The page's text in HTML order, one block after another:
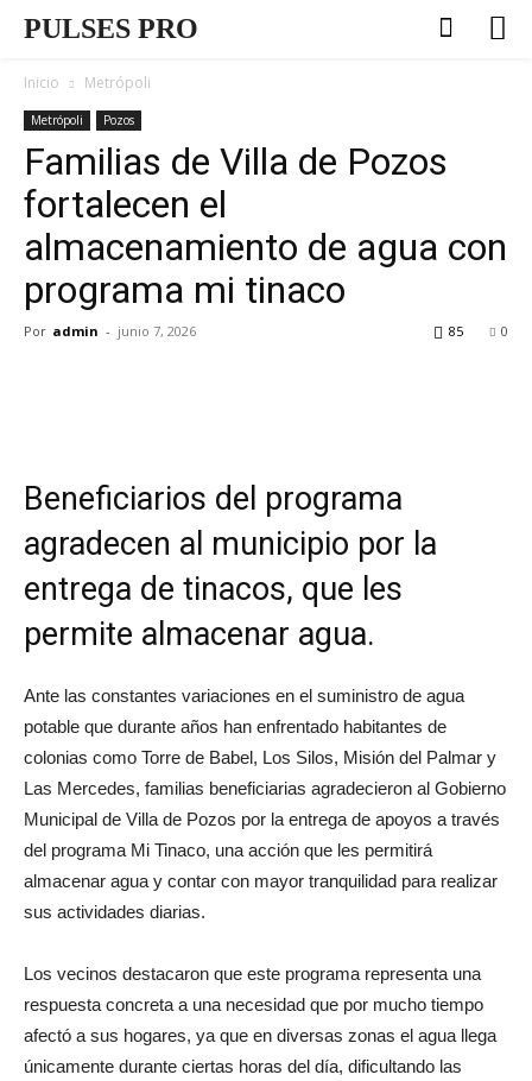
PULSES PRO
Inicio Metrópoli
Metrópoli Pozos
Familias de Villa de Pozos
fortalecen el
almacenamiento de agua con
programa mi tinaco
Por admin - junio 7, 2026 0
85
Beneficiarios del programa
agradecen al municipio por la
entrega de tinacos, que les
permite almacenar agua.
Ante las constantes variaciones en el suministro de agua
potable que durante años han enfrentado habitantes de
colonias como Torre de Babel, Los Silos, Misión del Palmar y
Las Mercedes, familias beneficiarias agradecieron al Gobierno
Municipal de Villa de Pozos por la entrega de apoyos a través
del programa Mi Tinaco, una acción que les permitirá
almacenar agua y contar con mayor tranquilidad para realizar
sus actividades diarias.
Los vecinos destacaron que este programa representa una
respuesta concreta a una necesidad que por mucho tiempo
afectó a sus hogares, ya que en diversas zonas el agua llega
únicamente durante ciertas horas del día, dificultando las